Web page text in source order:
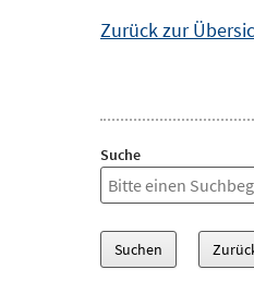
Zurück zur
Suche